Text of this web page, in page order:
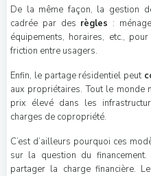
De la même façon, la gestion
cadrée par des règles :
équipements, horaires, etc.,
friction entre usagers.
Enfin, le partage résidentiel peut
aux propriétaires. Tout le monde
prix élevé dans les
charges de copropriété.
C’est d’ailleurs pourquoi ces
sur la question du
partager la charge financière.